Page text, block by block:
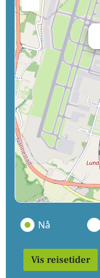
Nå
Vis reisetider